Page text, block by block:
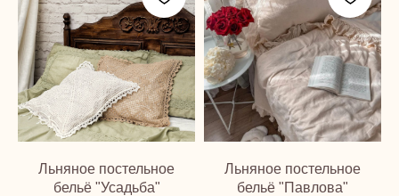
Льняное постельное
бельё "Усадьба"
Льняное постельное
бельё "Павлова"